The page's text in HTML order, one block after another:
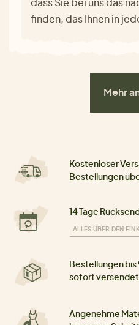
finden, das Ihnen in
Mehr
Kostenloser
Bestellungen
14 Tage
ALLES ÜBER DEN
Bestellungen
sofort versendet
Angenehme